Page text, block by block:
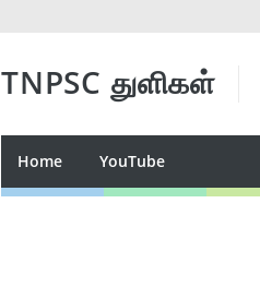
TNPSC துளிகள்
Home YouTube